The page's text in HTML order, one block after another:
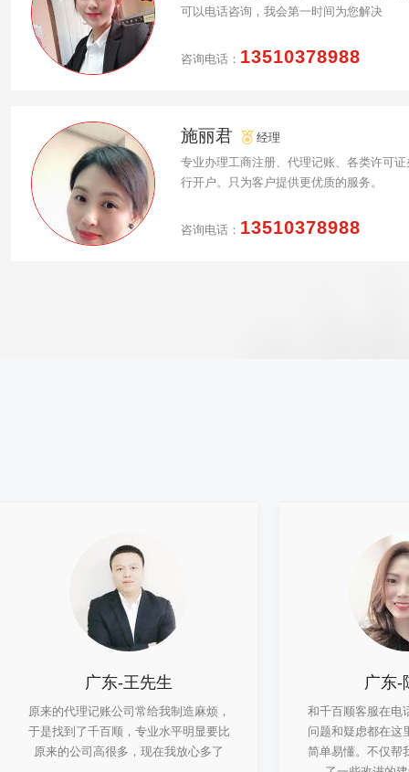
可以电话咨询，我会第一时间为您解决
咨询电话： 13510378988
施丽君
经理
专业办理工商注册、代理记账、各类许可
行开户。只为客户提供更优质的服务。
咨询电话： 13510378988
广东-王先生
原来的代理记账公司常给我制造麻烦，
于是找到了千百顺，专业水平明显要比
原来的公司高很多，现在我放心多了
广东-
和千百顺客服在电
问题和疑虑都在这
简单易懂。不仅帮